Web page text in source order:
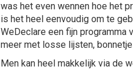
was het even wennen hoe het
is het heel eenvoudig om te
WeDeclare een fijn programma
meer met losse lijsten,
Men kan heel makkelijk via de